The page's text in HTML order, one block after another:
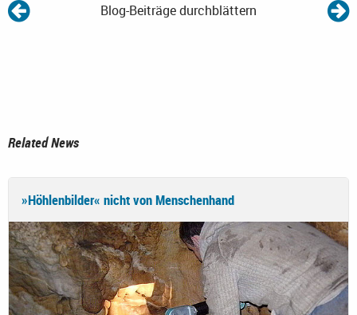
Blog-Beiträge durchblättern
Related News
»Höhlenbilder« nicht von Menschenhand